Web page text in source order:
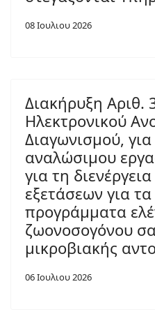
08 Ιουλιου 2026
Διακήρυξη Αριθ.
Ηλεκτρονικού
Διαγωνισμού,
αναλώσιμου
για τη
εξετάσεων για
προγράμματα
ζωονοσογόνου
μικροβιακής
06 Ιουλιου 2026